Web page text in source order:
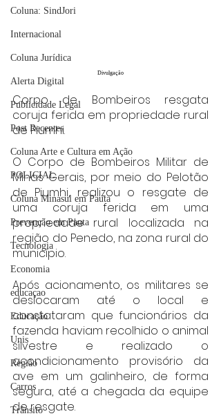
Coluna: SindJori
Internacional
Coluna Jurídica
Alerta Digital
Publicidade Legal
Post Recentes
Coluna Arte e Cultura em Ação
POLICIAL
Coluna Minasul em Pauta
Prevenção em Pauta
Tecnologia
Economia
educaçao
Educação
Unis
Região
Carros
Trânsito
Divulgação
Corpo de Bombeiros resgata
coruja ferida em propriedade rural
de Piumhi.
O Corpo de Bombeiros Militar de
Minas Gerais, por meio do Pelotão
de Piumhi, realizou o resgate de
uma coruja ferida em uma
propriedade rural localizada na
região do Penedo, na zona rural do
município.
Após acionamento, os militares se
deslocaram até o local e
constataram que funcionários da
fazenda haviam recolhido o animal
silvestre e realizado o
acondicionamento provisório da
ave em um galinheiro, de forma
segura, até a chegada da equipe
de resgate.